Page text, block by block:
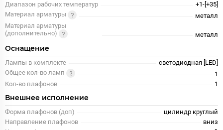
Диапазон рабочих температур
+1-[+35]
Материал арматуры
металл
Материал арматуры
(дополнительно)
металл
Оснащение
Лампы в комплекте
светодиодная [LED]
Общее кол-во ламп
1
Кол-во плафонов
1
Внешнее исполнение
Форма плафонов (доп)
цилиндр круглый
Направление плафонов
вниз